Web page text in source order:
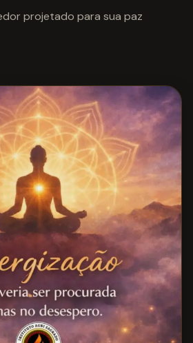
projetado para sua paz